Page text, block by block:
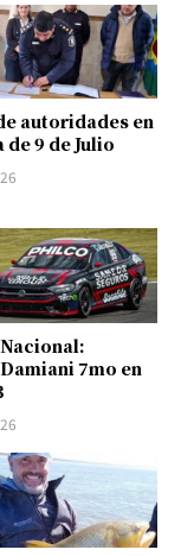
autoridades en
9 de Julio
7mo en